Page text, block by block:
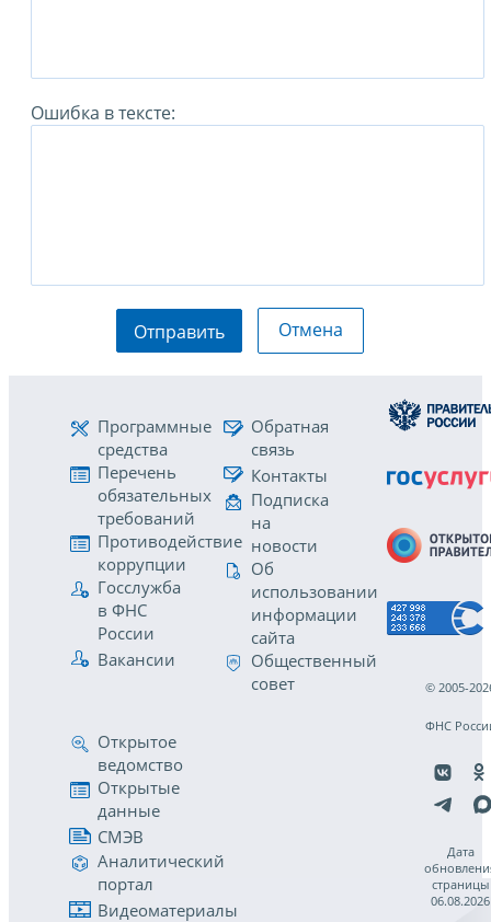
Ошибка в тексте:
Отправить Отмена
Программные
средства
Перечень
обязательных
требований
Противодействие
коррупции
Госслужба
в ФНС
России
Вакансии
Обратная
связь
Контакты
Подписка
на
новости
Об
использовании
информации
сайта
Общественный
совет
Открытое
ведомство
Открытые
данные
СМЭВ
Аналитический
портал
Видеоматериалы
© 2005-
ФНС
Дата
страницы
06.08.2026